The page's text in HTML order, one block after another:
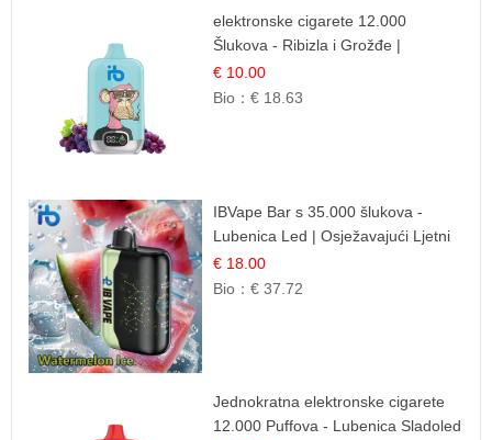
elektronske cigarete 12.000
Šlukova - Ribizla i Grožđe |
Elegantna Voćna Kombinacija
€ 10.00
Bio：€ 18.63
IBVape Bar s 35.000 šlukova -
Lubenica Led | Osježavajući Ljetni
Okus
€ 18.00
Bio：€ 37.72
Jednokratna elektronske cigarete
12.000 Puffova - Lubenica Sladoled